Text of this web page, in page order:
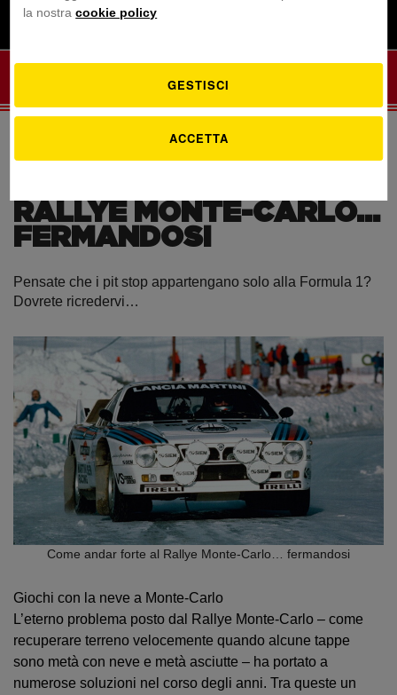
la nostracookie policy
GESTISCI
ACCETTA
RALLY
RALLYE MONTE-CARLO…
FERMANDOSI
Pensate che i pit stop appartengano solo alla Formula 1?
Dovrete ricredervi…
Come andar forte al Rallye Monte-Carlo… fermandosi
Giochi con la neve a Monte-Carlo
L’eterno problema posto dal Rallye Monte-Carlo – come
recuperare terreno velocemente quando alcune tappe
sono metà con neve e metà asciutte – ha portato a
numerose soluzioni nel corso degli anni. Tra queste un